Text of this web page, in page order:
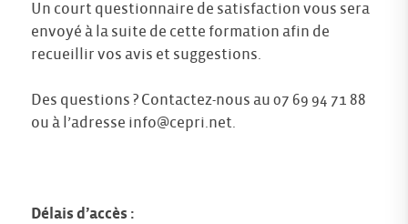
Un court questionnaire de satisfaction vous sera
envoyé à la suite de cette formation afin de
recueillir vos avis et suggestions.
Des questions ? Contactez-nous au 07 69 94 71 88
ou à l’adresse info@cepri.net.
Délais d’accès :